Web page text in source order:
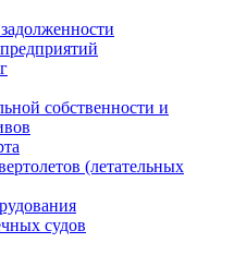
собственности и
(летательных
судов